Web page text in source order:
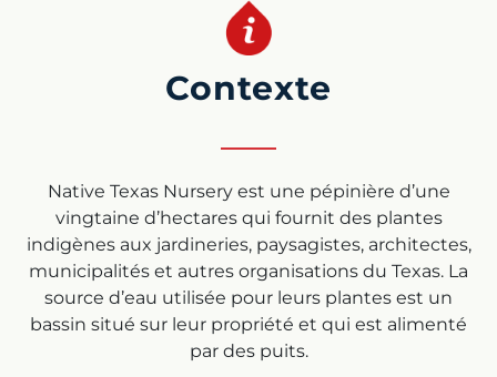
Contexte
Native Texas Nursery est une pépinière d’une
vingtaine d’hectares qui fournit des plantes
indigènes aux jardineries, paysagistes, architectes,
municipalités et autres organisations du Texas. La
source d’eau utilisée pour leurs plantes est un
bassin situé sur leur propriété et qui est alimenté
par des puits.